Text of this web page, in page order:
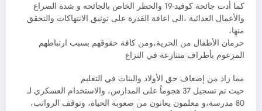
كما أدت جائحة كوفيد-19 والحظر الخاص بالجائحه و شدة الصراع
والأعمال العدائية ،الى اعاقة القدرة على توثيق الانتهاكات والتحقق
منها،
حرمان الأطفال من الحرية،ومن كافة حقوقهم بسبب ارتباطهم
المزعوم بأطراف متنازعة في النزاع
مما زاد من إضعاف حق الأولاد والبنات في التعليم
حيث تم تسجيل 37 هجوماً على المدارس، والاستخدام العسكري لـ
80 مدرسة،و معلمون يعانون من صعوبة الحياة، وتوقف الرواتب،